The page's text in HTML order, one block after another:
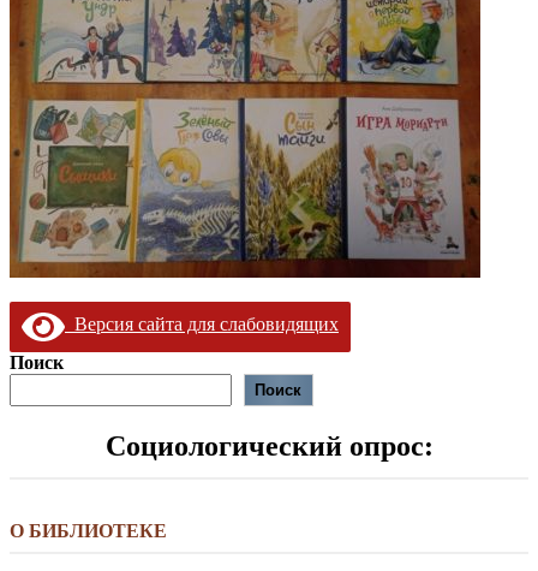
Версия сайта для слабовидящих
Поиск
Поиск
Социологический опрос:
О БИБЛИОТЕКЕ